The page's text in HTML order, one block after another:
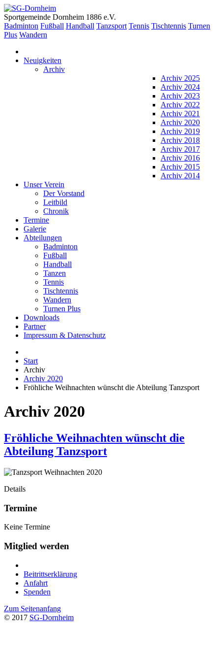
Sportgemeinde Dornheim 1886 e.V.
Badminton Fußball Handball Tanzsport Tennis Tischtennis Turnen
Plus Wandern
Neuigkeiten
Archiv
Archiv 2025
Archiv 2024
Archiv 2023
Archiv 2022
Archiv 2021
Archiv 2020
Archiv 2019
Archiv 2018
Archiv 2017
Archiv 2016
Archiv 2015
Archiv 2014
Unser Verein
Der Vorstand
Leitbild
Chronik
Termine
Galerie
Abteilungen
Badminton
Fußball
Handball
Tanzen
Tennis
Tischtennis
Wandern
Turnen Plus
Downloads
Partner
Impressum & Datenschutz
Start
Archiv
Archiv 2020
Fröhliche Weihnachten wünscht die Abteilung Tanzsport
Archiv 2020
Fröhliche Weihnachten wünscht die
Abteilung Tanzsport
Details
Termine
Keine Termine
Mitglied werden
Beitrittserklärung
Anfahrt
Spenden
Zum Seitenanfang
© 2017 SG-Dornheim